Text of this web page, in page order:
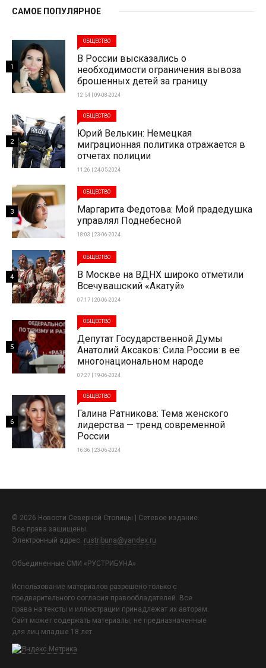
САМОЕ ПОПУЛЯРНОЕ
ОБЩЕСТВО
В России высказались о
необходимости ограничения вывоза
брошенных детей за границу
12:54 | 09-08-2024
1
ОБЩЕСТВО
Юрий Велькин: Немецкая
миграционная политика отражается в
отчетах полиции
11:26 | 24-05-2024
2
ОБЩЕСТВО
Маргарита Федотова: Мой прадедушка
управлял Поднебесной
18:03 | 23-06-2024
3
ОБЩЕСТВО
В Москве на ВДНХ широко отметили
Всечувашский «Акатуй»
07:17 | 20-06-2024
4
ОБЩЕСТВО
Депутат Государственной Думы
Анатолий Аксаков: Сила России в ее
многонациональном народе
07:27 | 19-06-2024
5
ОБЩЕСТВО
Галина Ратникова: Тема женского
лидерства — тренд современной
России
16:36 | 23-06-2024
6
© 2026 Новости Северной Столицы | Сетевое издание.
Все права защищены.
Электронный адрес: rustribuna@yandex.ru
Объединенные СМИ «РУСТРИБУНА»
Использование материалов разрешено только с
предварительного согласия правообладателей. Все
права на тексты и иллюстрации принадлежат их авторам.
Сайт может содержать материалы, не предназначенные
для лиц младше 18 лет.